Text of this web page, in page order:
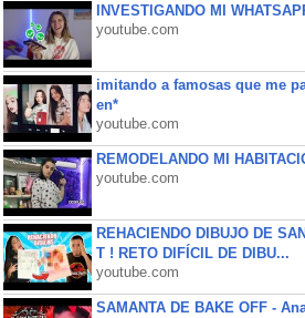
INVESTIGANDO MI
youtube.com
imitando a famosas que me
en*
youtube.com
REMODELANDO MI
youtube.com
REHACIENDO DIBUJO DE
T ! RETO DIFÍCIL DE DIBU...
youtube.com
SAMANTA DE BAKE OFF -